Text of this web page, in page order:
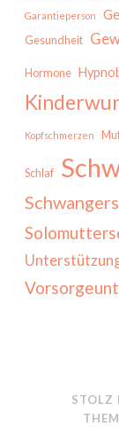
Garantieperson
Gesundheit
Hormone
Kopfschmerzen
Schlaf
STOLZ